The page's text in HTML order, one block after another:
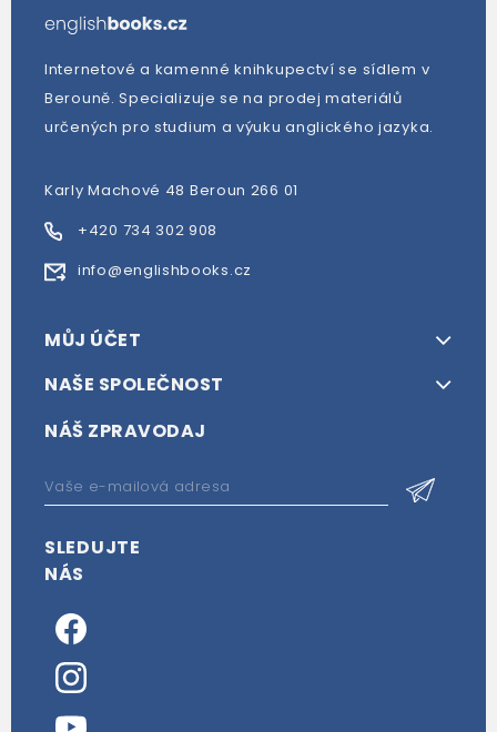
Internetové a kamenné knihkupectví se sídlem v
Berouně. Specializuje se na prodej materiálů
určených pro studium a výuku anglického jazyka.
Karly Machové 48 Beroun 266 01
+420 734 302 908
info@englishbooks.cz
MŮJ ÚČET
NAŠE SPOLEČNOST
NÁŠ ZPRAVODAJ
SLEDUJTE
NÁS